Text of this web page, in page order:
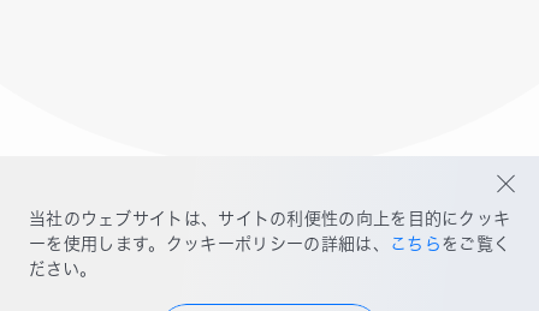
当社のウェブサイトは、サイトの利便性の向上を目的にクッキ
ーを使用します。クッキーポリシーの詳細は、
こちら をご覧く
ださい。
Contact